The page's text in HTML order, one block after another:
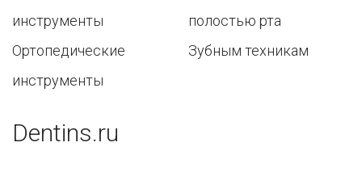
инструменты
Ортопедические
инструменты
полостью рта
Зубным техникам
Dentins.ru